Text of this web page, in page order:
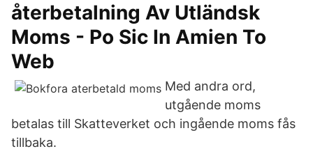
återbetalning Av Utländsk
Moms - Po Sic In Amien To
Web
Med andra ord,
utgående moms
betalas till Skatteverket och ingående moms fås
tillbaka.